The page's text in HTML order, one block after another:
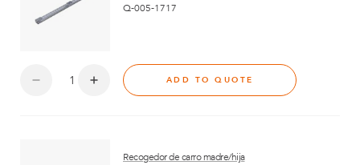
Q-005-1717
ADD TO QUOTE
Recogedor de carro madre/hija